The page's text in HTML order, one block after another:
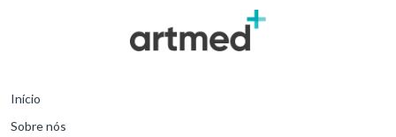
Início
Sobre nós